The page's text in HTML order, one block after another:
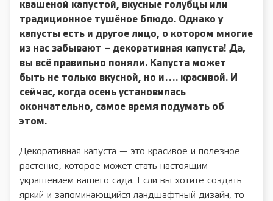
квашеной капустой, вкусные голубцы или
традиционное тушёное блюдо. Однако у
капусты есть и другое лицо, о котором многие
из нас забывают – декоративная капуста! Да,
вы всё правильно поняли. Капуста может
быть не только вкусной, но и…. красивой. И
сейчас, когда осень установилась
окончательно, самое время подумать об
этом.
Декоративная капуста — это красивое и полезное
растение, которое может стать настоящим
украшением вашего сада. Если вы хотите создать
яркий и запоминающийся ландшафтный дизайн, то